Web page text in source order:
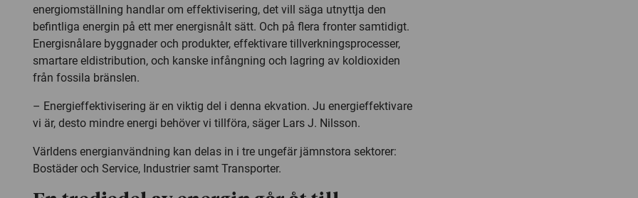
energiomställning handlar om effektivisering, det vill säga utnyttja den
befintliga energin på ett mer energisnålt sätt. Och på flera fronter samtidigt.
Energisnålare byggnader och produkter, effektivare tillverkningsprocesser,
smartare eldistribution, och kanske infångning och lagring av koldioxiden
från fossila bränslen.
– Energieffektivisering är en viktig del i denna ekvation. Ju energieffektivare
vi är, desto mindre energi behöver vi tillföra, säger Lars J. Nilsson.
Världens energianvändning kan delas in i tre ungefär jämnstora sektorer:
Bostäder och Service, Industrier samt Transporter.